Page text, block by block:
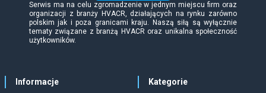
Serwis ma na celu zgromadzenie w jednym miejscu firm oraz
organizacji z branży HVACR, działających na rynku zarówno
polskim jak i poza granicami kraju. Naszą siłą są wyłącznie
tematy związane z branżą HVACR oraz unikalna społeczność
użytkowników.
Informacje Kategorie